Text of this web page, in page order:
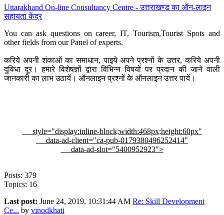
Uttarakhand On-line Consultancy Centre - उत्तराखण्ड का ऑन-लाइन
सहायता केंद्र
You can ask questions on career, IT, Tourism,Tourist Spots and
other fields from our Panel of experts.
करिये अपनी शंकाओं का समाधान, पाइये अपने प्रश्नों के उत्तर, करिये अपनी
दुविधा दूर। हमारे विशेषज्ञों द्वारा विभिन्न विषयों पर प्रदान की जाने वाली
जानकारी का लाभ उठायें। ऑनलाइन प्रश्नों के ऑनलाइन उत्तर पायें।
style="display:inline-block;width:468px;height:60px"
data-ad-client="ca-pub-0179380496252414"
data-ad-slot="5400952923">
Posts: 379
Topics: 16
Last post: June 24, 2019, 10:31:44 AM Re: Skill Development
Ce... by vinodkhati